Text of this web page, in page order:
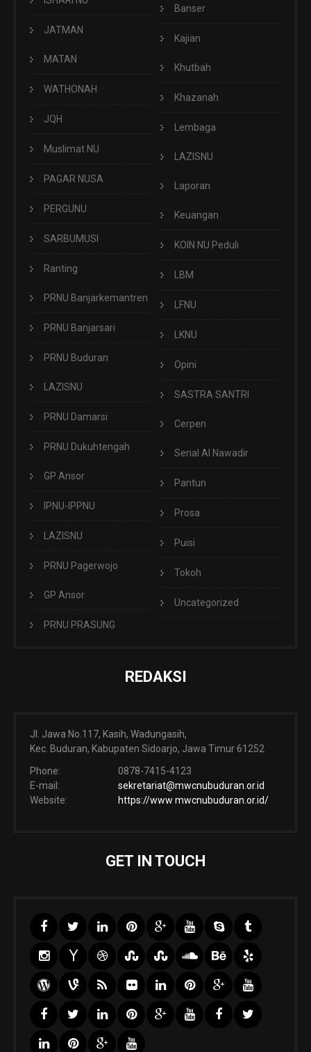
JATMAN
MATAN
WATHONAH
JQH
Muslimat NU
PAGAR NUSA
PERGUNU
SARBUMUSI
Ranting
PRNU Banjarkemantren
PRNU Banjarsari
PRNU Buduran
LAZISNU
PRNU Damarsi
PRNU Dukuhtengah
GP Ansor
IPNU-IPPNU
LAZISNU
PRNU Pagerwojo
GP Ansor
PRNU PRASUNG
Banser
Kajian
Khutbah
Khazanah
Lembaga
LAZISNU
Laporan
Keuangan
KOIN NU Peduli
LBM
LFNU
LKNU
Opini
SASTRA SANTRI
Cerpen
Serial Al Nawadir
Pantun
Prosa
Puisi
Tokoh
Uncategorized
REDAKSI
Jl. Jawa No.117, Kasih, Wadungasih,
Kec. Buduran, Kabupaten Sidoarjo, Jawa Timur 61252
Phone:
0878-7415-4123
E-mail:
sekretariat@mwcnubuduran.or.id
Website:
https://www mwcnubuduran.or.id/
GET IN TOUCH